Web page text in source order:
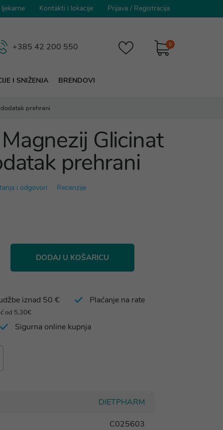
Kontakti i lokacije Prijava / Registracija
0
+385 42 200 550
I SNIŽENJA BRENDOVI
prehrani
Glicinat
prehrani
i odgovori Recenzije
DODAJ U KOŠARICU
iznad 50 €
od 5,30€
Plaćanje na rate
Sigurna online kupnja
DIETPHARM
C025603